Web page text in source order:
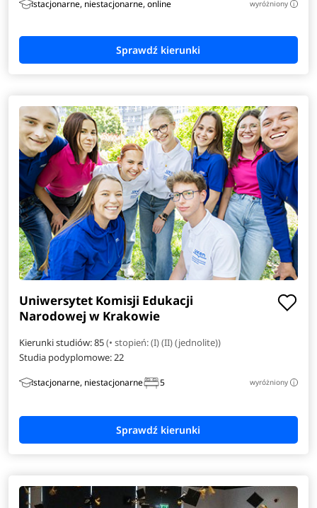
Inżynieria obliczeniowa
Inżynieria zarządzania
Japonistyka
Komunikacja i psychologia w biznesie
Kryminologia
Logistyka i administrowanie w mediach
Mechatronika
Pedagogika przedszkolna i wczesnoszkolna
Telekomunikacja
Weterynaria
Wzornictwo
Zarządzanie i prawo w biznesie
stacjonarne, niestacjonarne, online wyróżniony i
Uniwersytet Komisji Edukacji
Narodowej w Krakowie
Kierunki studiów: 85(• stopień: (I) (II) (jednolite))
Studia podyplomowe: 22
stacjonarne, niestacjonarne 5 wyróżniony i